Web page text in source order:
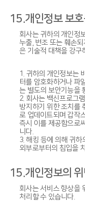
15.개인정보 보
회사는 귀하의 개인정
누출, 변조 또는 훼손
은 기술적 대책을 강구
1. 귀하의 개인정보는
터를 암호화하거나 파
는 별도의 보안기능을
2. 회사는 백신프로그
방지하기 위한 조치를
로 업데이트되며 갑작
즉시 이를 제공함으로
니다.
3. 해킹 등에 의해 귀하
외부로부터의 침입을
15.개인정보의 위
회사는 서비스 향상을
처리할 수 있습니다.